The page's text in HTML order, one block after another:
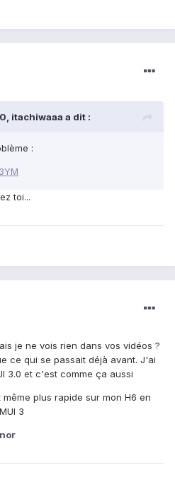
itachiwaaa a dit :
:
toi...
je ne vois rien dans vos vidéos ?
ce qui se passait déjà avant. J'ai
3.0 et c'est comme ça aussi
plus rapide sur mon H6 en
3